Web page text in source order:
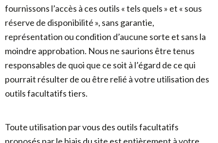
fournissons l’accès à ces outils « tels quels » et « sous
réserve de disponibilité », sans garantie,
représentation ou condition d’aucune sorte et sans la
moindre approbation. Nous ne saurions être tenus
responsables de quoi que ce soit à l’égard de ce qui
pourrait résulter de ou être relié à votre utilisation des
outils facultatifs tiers.
Toute utilisation par vous des outils facultatifs